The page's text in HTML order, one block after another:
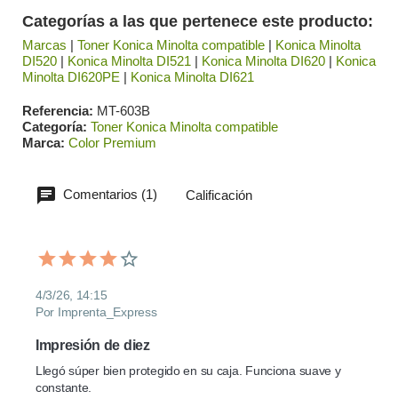
Categorías a las que pertenece este producto:
Marcas | Toner Konica Minolta compatible | Konica Minolta
DI520 | Konica Minolta DI521 | Konica Minolta DI620 | Konica
Minolta DI620PE | Konica Minolta DI621
Referencia MT-603B
Categoría Toner Konica Minolta compatible
Marca Color Premium
Comentarios (1) Calificación
4/3/26, 14:15
Por Imprenta_Express
Impresión de diez
Llegó súper bien protegido en su caja. Funciona suave y
constante.